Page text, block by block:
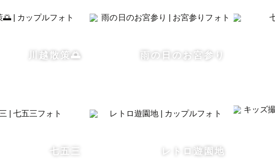
■ カップルフォト
「ポーズがわからない」「ちょっと照れくさい…」そんな方もお任
⸻
川越散策🌅 雨の日のお宮参り
七五三 レトロ遊園地